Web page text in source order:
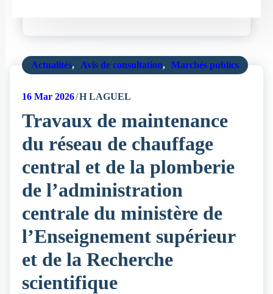
Actualités, Avis de consultation, Marchés publics
16 Mar 2026 H LAGUEL
Travaux de maintenance
du réseau de chauffage
central et de la plomberie
de l’administration
centrale du ministère de
l’Enseignement supérieur
et de la Recherche
scientifique